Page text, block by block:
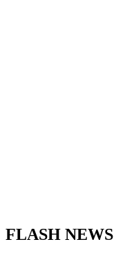
FLASH NEWS